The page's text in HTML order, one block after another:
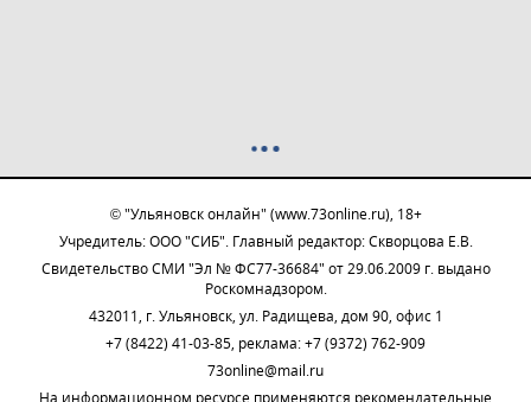
© "Ульяновск онлайн" (www.73online.ru), 18+
Учредитель: ООО "СИБ". Главный редактор: Скворцова Е.В.
Свидетельство СМИ "Эл № ФС77-36684" от 29.06.2009 г. выдано
Роскомнадзором.
432011, г. Ульяновск, ул. Радищева, дом 90, офис 1
+7 (8422) 41-03-85, реклама: +7 (9372) 762-909
73online@mail.ru
На информационном ресурсе применяются рекомендательные